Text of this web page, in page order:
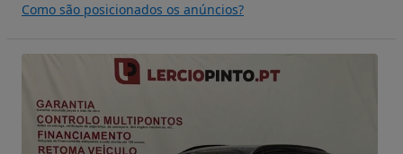
Como são posicionados os anúncios?